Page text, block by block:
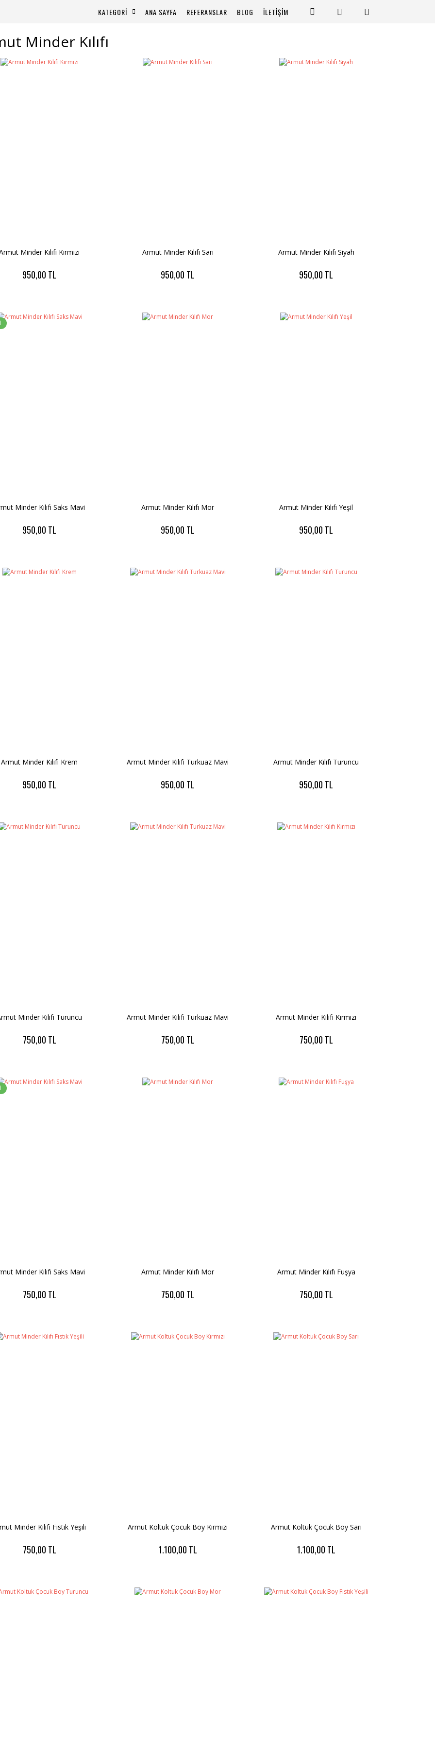
KATEGORİ ANA SAYFA REFERANSLAR BLOG İLETİŞİM
Minder Kılıfı
Minder Kılıfı Kırmızı
950,00 TL
Armut Minder Kılıfı Sarı
950,00 TL
Armut Minder Kılıfı Siyah
950,00 TL
Minder Kılıfı Saks Mavi
950,00 TL
Armut Minder Kılıfı Mor
950,00 TL
Armut Minder Kılıfı Yeşil
950,00 TL
Armut Minder Kılıfı Krem
950,00 TL
Armut Minder Kılıfı Turkuaz Mavi
950,00 TL
Armut Minder Kılıfı Turuncu
950,00 TL
Minder Kılıfı Turuncu
750,00 TL
Armut Minder Kılıfı Turkuaz Mavi
750,00 TL
Armut Minder Kılıfı Kırmızı
750,00 TL
Minder Kılıfı Saks Mavi
750,00 TL
Armut Minder Kılıfı Mor
750,00 TL
Armut Minder Kılıfı Fuşya
750,00 TL
Minder Kılıfı Fıstık Yeşili
750,00 TL
Armut Koltuk Çocuk Boy Kırmızı
1.100,00 TL
Armut Koltuk Çocuk Boy Sarı
1.100,00 TL